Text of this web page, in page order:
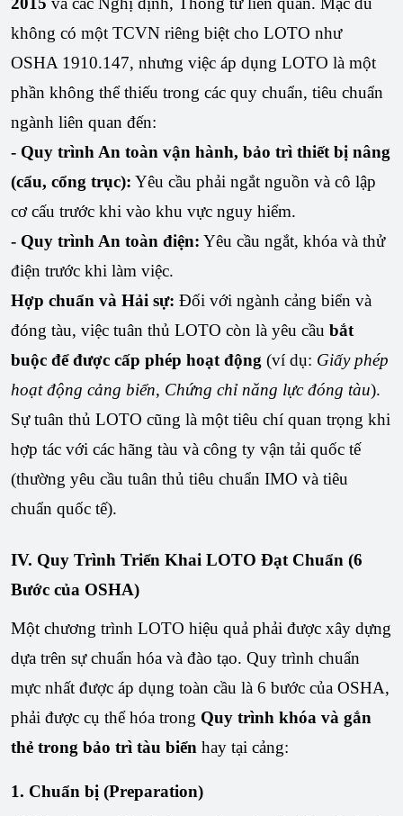
không có một TCVN riêng biệt cho LOTO như
OSHA 1910.147, nhưng việc áp dụng LOTO là một
phần không thể thiếu trong các quy chuẩn, tiêu chuẩn
ngành liên quan đến:
- Quy trình An toàn vận hành, bảo trì thiết bị nâng
(cẩu, cổng trục): Yêu cầu phải ngắt nguồn và cô lập
cơ cấu trước khi vào khu vực nguy hiểm.
- Quy trình An toàn điện: Yêu cầu ngắt, khóa và thử
điện trước khi làm việc.
Hợp chuẩn và Hải sự: Đối với ngành cảng biển và
đóng tàu, việc tuân thủ LOTO còn là yêu cầu bắt
buộc để được cấp phép hoạt động (ví dụ: Giấy phép
hoạt động cảng biển, Chứng chỉ năng lực đóng tàu).
Sự tuân thủ LOTO cũng là một tiêu chí quan trọng khi
hợp tác với các hãng tàu và công ty vận tải quốc tế
(thường yêu cầu tuân thủ tiêu chuẩn IMO và tiêu
chuẩn quốc tế).
IV. Quy Trình Triển Khai LOTO Đạt Chuẩn (6
Bước của OSHA)
Một chương trình LOTO hiệu quả phải được xây dựng
dựa trên sự chuẩn hóa và đào tạo. Quy trình chuẩn
mực nhất được áp dụng toàn cầu là 6 bước của OSHA,
phải được cụ thể hóa trong Quy trình khóa và gắn
thẻ trong bảo trì tàu biển hay tại cảng:
1. Chuẩn bị (Preparation)